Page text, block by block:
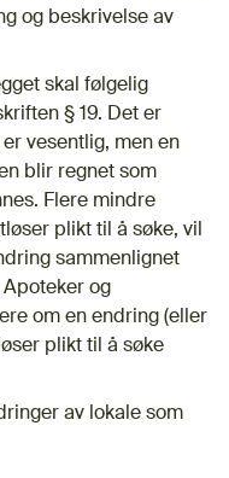
og beskrivelse av
skal følgelig
§ 19. Det er
vesentlig, men en
blir regnet som
Flere mindre
plikt til å søke, vil
sammenlignet
og
om en endring (eller
plikt til å søke
av lokale som